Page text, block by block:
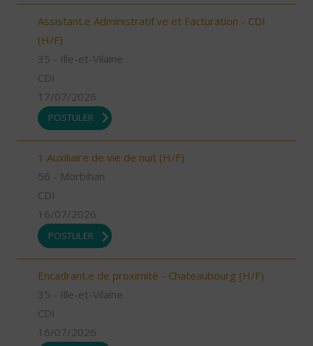
Assistant.e Administratif.ve et Facturation - CDI
(H/F)
35 - Ille-et-Vilaine
CDI
17/07/2026
POSTULER
1 Auxiliaire de vie de nuit (H/F)
56 - Morbihan
CDI
16/07/2026
POSTULER
Encadrant.e de proximité - Chateaubourg (H/F)
35 - Ille-et-Vilaine
CDI
16/07/2026